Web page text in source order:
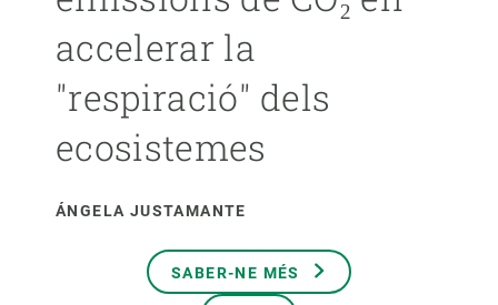
accelerar la
"respiració" dels
ecosistemes
ÁNGELA JUSTAMANTE
SABER-NE MÉS